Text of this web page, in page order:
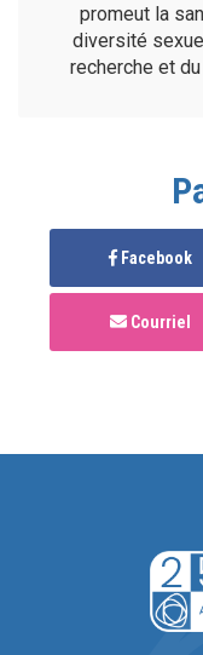
promeut la
diversité
recherche et
Facebook
Courriel